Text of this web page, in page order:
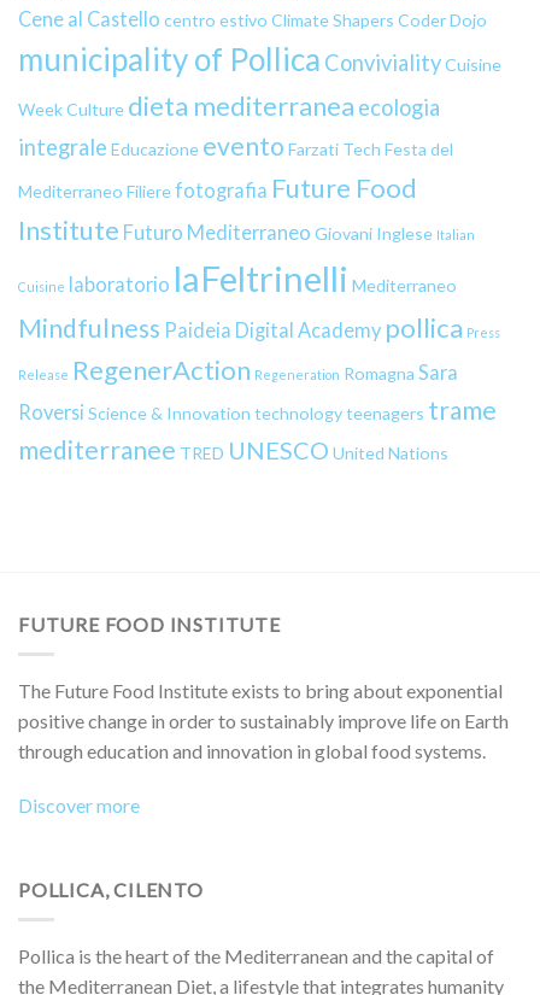
Cene al Castello centro estivo Climate Shapers Coder Dojo
municipality of Pollica ConvivialityCuisine
WeekCulture dieta mediterranea ecologia
integrale Educazione evento Farzati Tech Festa del
Mediterraneo Filierefotografia Future Food
Institute Futuro Mediterraneo Giovani Inglese Italian
Cuisine laboratorio laFeltrinelli Mediterraneo
Mindfulness Paideia Digital Academy pollica Press
Release RegenerAction Regeneration Romagna Sara
Roversi Science & Innovation technologyteenagers trame
mediterranee TRED UNESCO United Nations
FUTURE FOOD INSTITUTE
The Future Food Institute exists to bring about exponential
positive change in order to sustainably improve life on Earth
through education and innovation in global food systems.
Discover more
POLLICA, CILENTO
Pollica is the heart of the Mediterranean and the capital of
the Mediterranean Diet, a lifestyle that integrates humanity